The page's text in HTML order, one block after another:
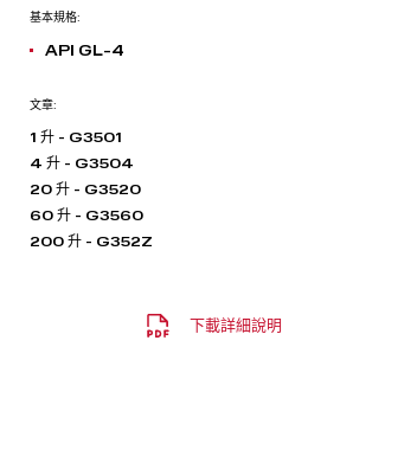
基本規格:
API GL-4
文章:
1 升 - G3501
4 升 - G3504
20 升 - G3520
60 升 - G3560
200 升 - G352Z
下載詳細說明